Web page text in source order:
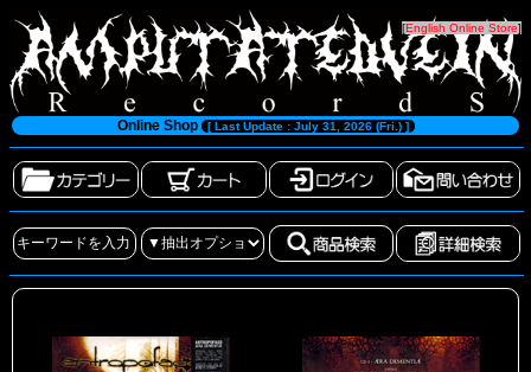
[English Online Store]
Online Shop [ Last Update : July 31, 2026 (Fri.) ]